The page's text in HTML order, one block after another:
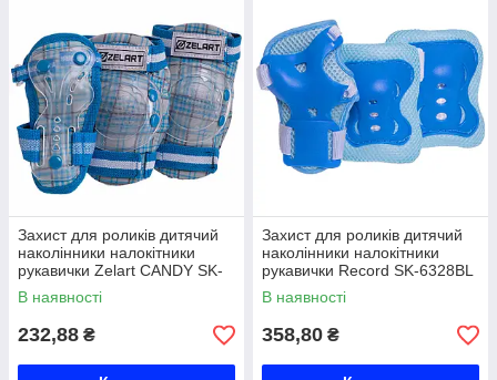
Захист для роликів дитячий
наколінники налокітники
рукавички Zelart CANDY SK-
4678 S-M кольори в
асортименті Код SK-4678
В наявності
232,88 ₴
Захист для роликів дитячий
наколінники налокітники
рукавички Record SK-6328BL
S-M блакитний Код SK-
6328BL
В наявності
358,80 ₴